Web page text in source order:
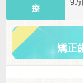
療
9万
矯正